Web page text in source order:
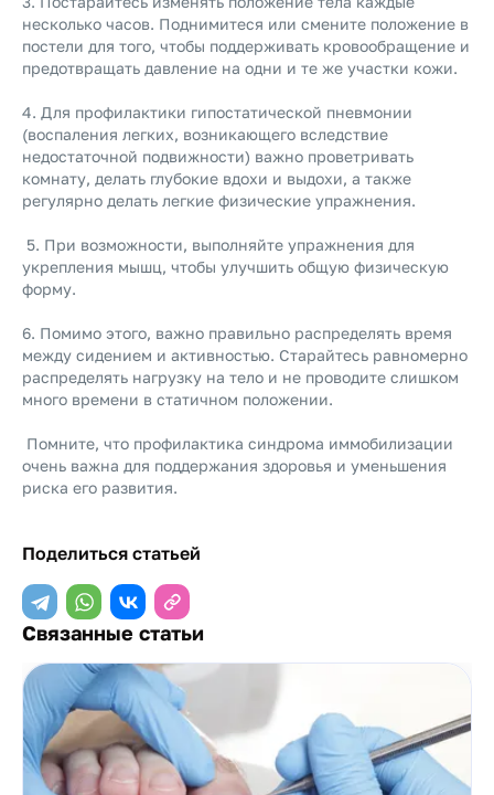
несколько часов. Поднимитеся или смените положение в
постели для того, чтобы поддерживать кровообращение и
предотвращать давление на одни и те же участки кожи.
4. Для профилактики гипостатической пневмонии
(воспаления легких, возникающего вследствие
недостаточной подвижности) важно проветривать
комнату, делать глубокие вдохи и выдохи, а также
регулярно делать легкие физические упражнения.
5. При возможности, выполняйте упражнения для
укрепления мышц, чтобы улучшить общую физическую
форму.
6. Помимо этого, важно правильно распределять время
между сидением и активностью. Старайтесь равномерно
распределять нагрузку на тело и не проводите слишком
много времени в статичном положении.
Помните, что профилактика синдрома иммобилизации
очень важна для поддержания здоровья и уменьшения
риска его развития.
Поделиться статьей
Связанные статьи